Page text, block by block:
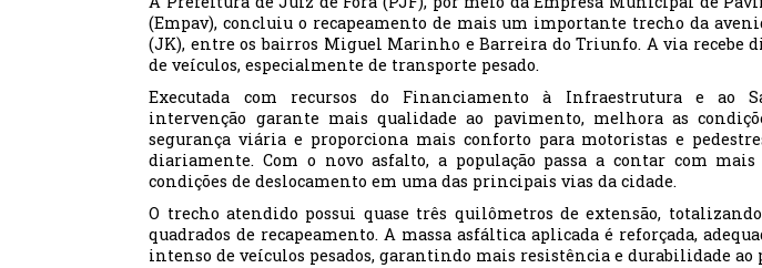
(Empav), concluiu o recapeamento de mais um importante trecho da
(JK), entre os bairros Miguel Marinho e Barreira do Triunfo. A via recebe
de veículos, especialmente de transporte pesado.
Executada com recursos do Financiamento à Infraestrutura e ao
intervenção garante mais qualidade ao pavimento, melhora as
segurança viária e proporciona mais conforto para motoristas e
diariamente. Com o novo asfalto, a população passa a contar com
condições de deslocamento em uma das principais vias da cidade.
O trecho atendido possui quase três quilômetros de extensão,
quadrados de recapeamento. A massa asfáltica aplicada é reforçada,
intenso de veículos pesados, garantindo mais resistência e durabilidade ao